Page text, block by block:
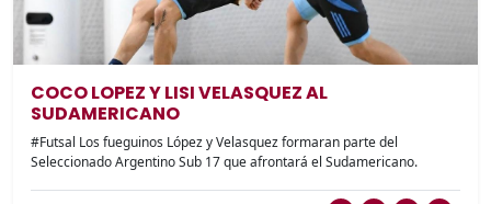
COCO LOPEZ Y LISI VELASQUEZ AL
SUDAMERICANO
#Futsal Los fueguinos López y Velasquez formaran parte del
Seleccionado Argentino Sub 17 que afrontará el Sudamericano.